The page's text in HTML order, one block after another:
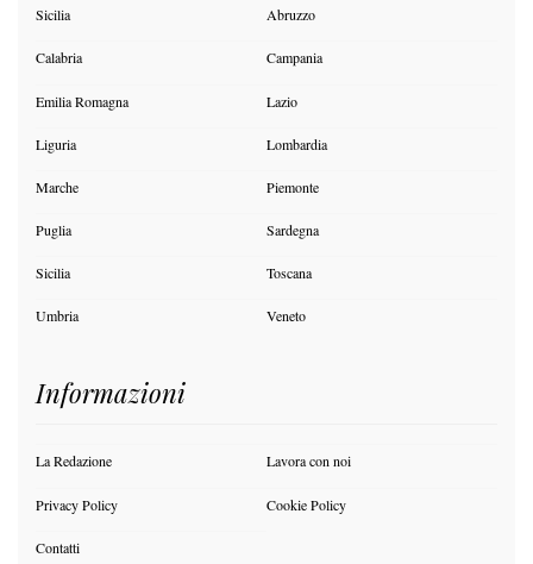
Sicilia Abruzzo
Calabria Campania
Emilia Romagna Lazio
Liguria Lombardia
Marche Piemonte
Puglia Sardegna
Sicilia Toscana
Umbria Veneto
Informazioni
La Redazione Lavora con noi
Privacy Policy Cookie Policy
Contatti